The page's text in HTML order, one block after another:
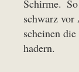
Schirme.
schwarz
scheinen
hadern.